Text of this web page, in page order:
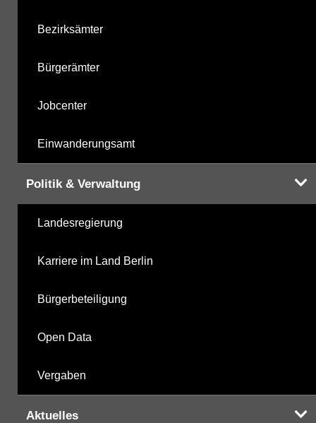
Bezirksämter
Bürgerämter
Jobcenter
Einwanderungsamt
Politik & Verwaltung
Landesregierung
Karriere im Land Berlin
Bürgerbeteiligung
Open Data
Vergaben
Aktuelles